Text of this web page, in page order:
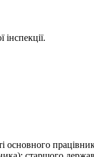
основного